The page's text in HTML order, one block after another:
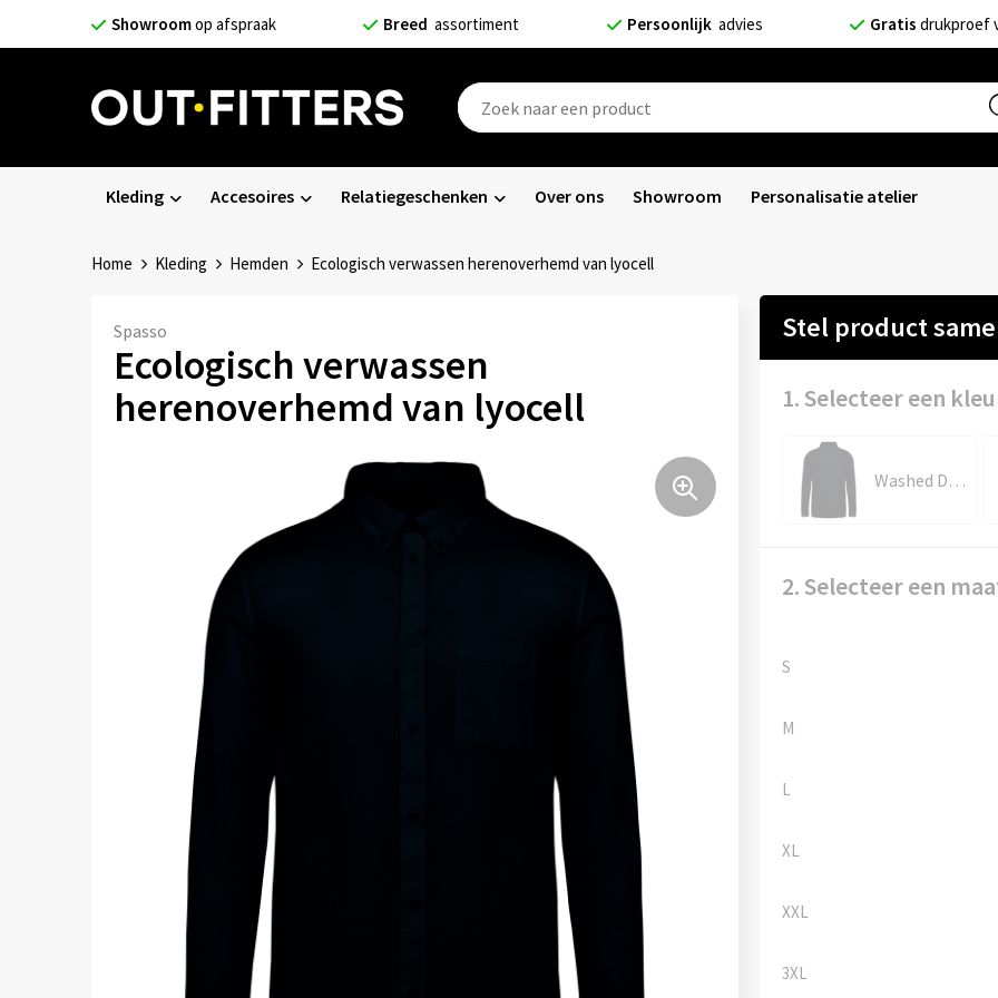
Showroomop afspraak Breed assortiment Persoonlijk advies Gratis drukproef
Kleding Accesoires Relatiegeschenken Over ons Showroom Personalisatie atelier
Home Kleding Hemden Ecologisch verwassen herenoverhemd van lyocell
Spasso
Ecologisch verwassen
herenoverhemd van lyocell
Stel product
1. Selecteer een
Washed Dark Navy
2. Selecteer een
S
M
L
XL
XXL
3XL